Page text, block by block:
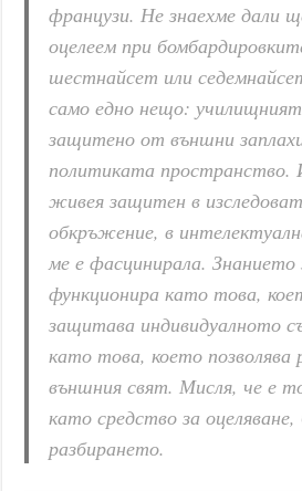
французи. Не знаехме дали
оцелеем при
шестнайсет или
само едно нещо:
защитено от външни
политиката пространство.
живея защитен в
обкръжение, в
ме е фасцинирала.
функционира като това,
защитава индивидуалното
като това, което позволява
външния свят. Мисля, че е
като средство за оцеляване,
разбирането.